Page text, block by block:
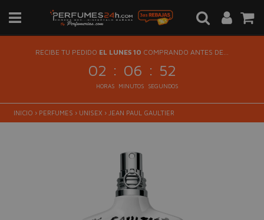
RECIBE TU PEDIDO EL LUNES 10 COMPRANDO ANTES DE...
02 : 06 : 51
HORAS MINUTOS SEGUNDOS
INICIO › PERFUMES › UNISEX › JEAN PAUL GAULTIER